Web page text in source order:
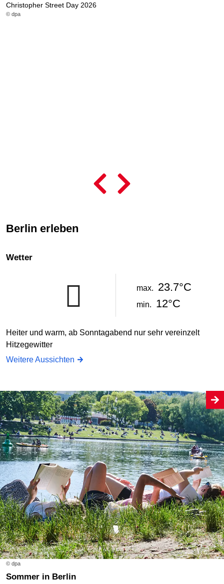
Christopher Street Day 2026
© dpa
Berlin erleben
Wetter
max. 23.7°C
min. 12°C
Heiter und warm, ab Sonntagabend nur sehr vereinzelt
Hitzegewitter
Weitere Aussichten
© dpa
Sommer in Berlin